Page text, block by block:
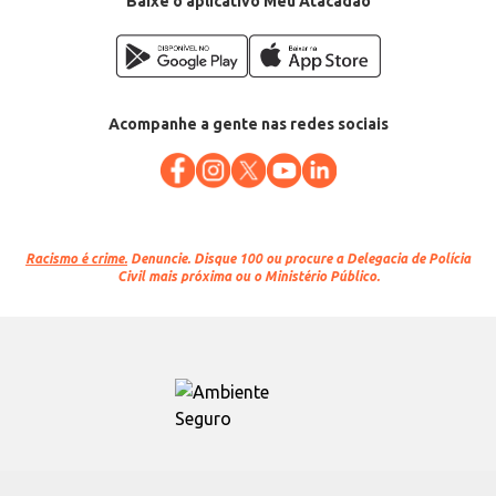
Acompanhe a gente nas redes sociais
Racismo é crime. Denuncie. Disque 100 ou procure a Delegacia de Polícia
Civil mais próxima ou o Ministério Público.